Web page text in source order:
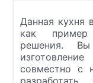
Данная кухня
как пример
решения.
совместно с
разработать